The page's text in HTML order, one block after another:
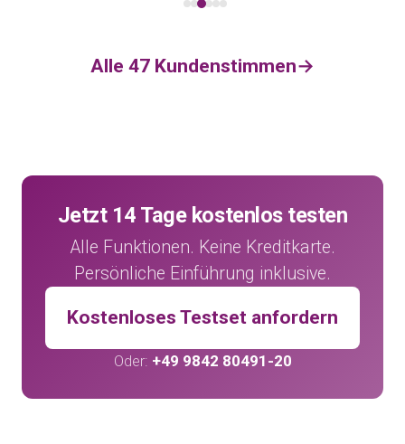
Alle 47 Kundenstimmen→
Jetzt 14 Tage kostenlos testen
Alle Funktionen. Keine Kreditkarte.
Persönliche Einführung inklusive.
Kostenloses Testset anfordern
Oder: +49 9842 80491-20